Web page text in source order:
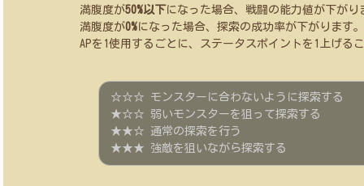
満腹度が50%以下になった場合、戦闘の能力値が下がり
満腹度が0%になった場合、探索の成功率が下がります。
APを1使用するごとに、ステータスポイントを1上げる
☆☆☆ モンスターに合わないように探索する
★☆☆ 弱いモンスターを狙って探索する
★★☆ 通常の探索を行う
★★★ 強敵を狙いながら探索する